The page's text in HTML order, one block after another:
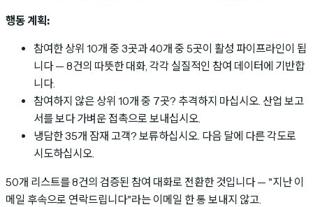
행동 계획:
참여한 상위 10개 중 3곳과 40개 중 5곳이 활성 파이프라인이 됩
니다 — 8건의 따뜻한 대화, 각각 실질적인 참여 데이터에 기반합
니다.
참여하지 않은 상위 10개 중 7곳? 추격하지 마십시오. 산업 보고
서를 보다 가벼운 접촉으로 보내십시오.
냉담한 35개 잠재 고객? 보류하십시오. 다음 달에 다른 각도로
시도하십시오.
50개 리스트를 8건의 검증된 참여 대화로 전환한 것입니다 — "지난 이
메일 후속으로 연락드립니다"라는 이메일 한 통 보내지 않고.